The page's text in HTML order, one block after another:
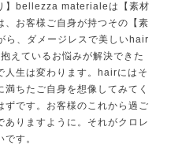
】bellezza materialeは【素材
、お客様ご自身が持つその【素
ら、ダメージレスで美しいhair
えているお悩みが解決できた
人生は変わります。hairにはそ
ちたご自身を想像してみてく
ずです。お客様のこれから過ご
りますように。それがクロレ
です。